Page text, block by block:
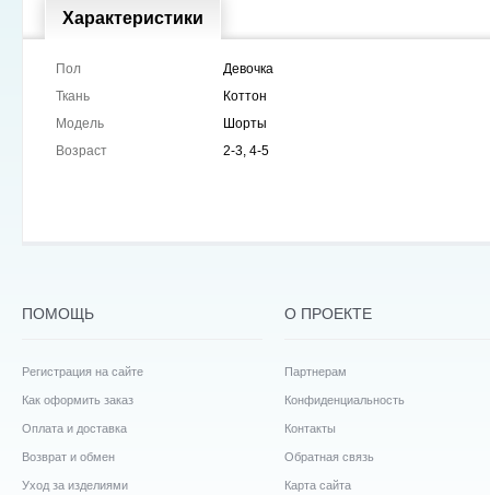
Характеристики
Пол
Девочка
Ткань
Коттон
Модель
Шорты
Возраст
2-3, 4-5
ПОМОЩЬ
Регистрация на сайте
Как оформить заказ
Оплата и доставка
Возврат и обмен
Уход за изделиями
О ПРОЕКТЕ
Партнерам
Конфиденциальность
Контакты
Обратная связь
Карта сайта